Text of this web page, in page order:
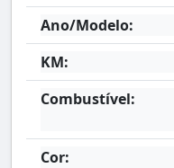
Ano/Modelo:
KM:
Combustível:
Cor: